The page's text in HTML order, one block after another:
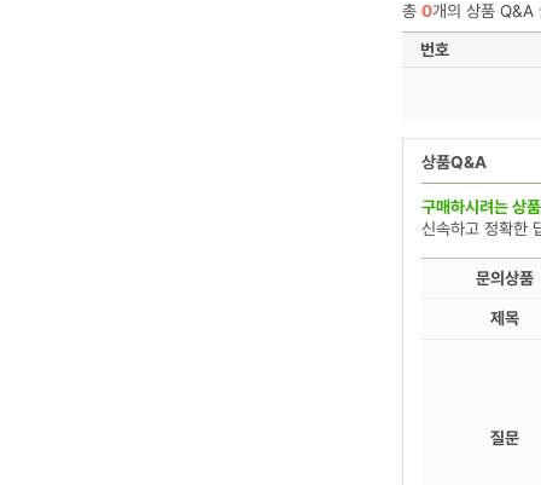
총 0개의 상품 Q&A
번호
상품Q&A
구매하시려는 상품
신속하고 정확한
문의상품
제목
질문